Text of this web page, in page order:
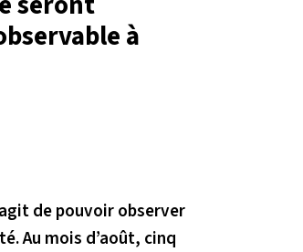
à
de pouvoir observer
Au mois d’août, cinq